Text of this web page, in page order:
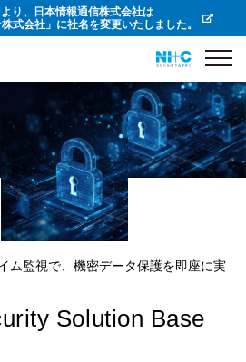
り、日本情報通信株式会社は
式会社」に社名を変更いたしました。
ム監視で、機密データ保護を即座に実
Solution Base